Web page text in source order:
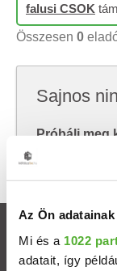
Az Ön
Mi és a 1022
adatait, így
falusi CSOK
Összesen 0
Sajnos
Próbálj meg
keresni,
Ingatlanok